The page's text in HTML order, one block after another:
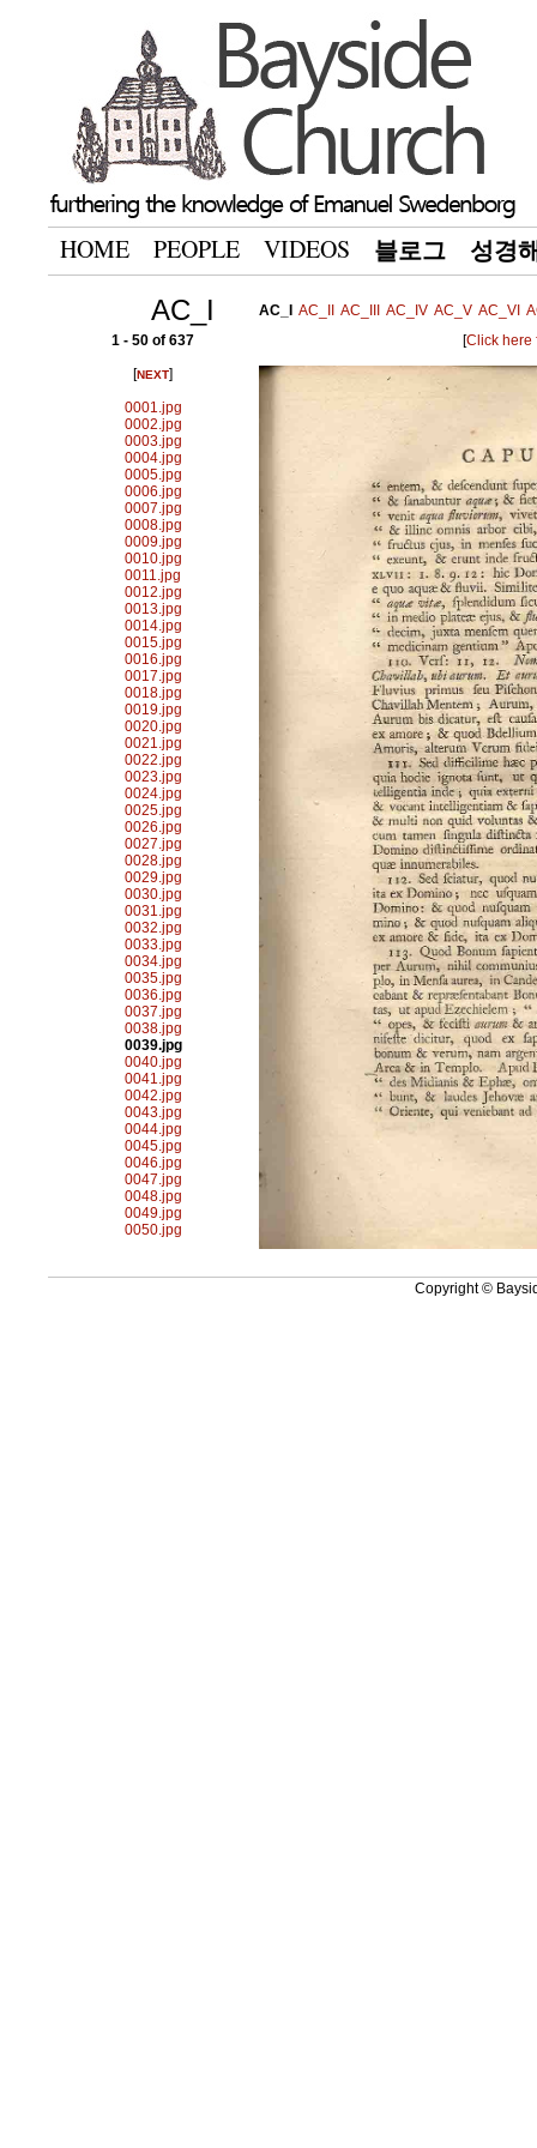
HOME PEOPLE VIDEOS 블로그 성경
AC_I AC_I AC_II AC_III AC_IV AC_V AC_VI
1 - 50 of 637
[NEXT]
0001.jpg
0002.jpg
0003.jpg
0004.jpg
0005.jpg
0006.jpg
0007.jpg
0008.jpg
0009.jpg
0010.jpg
0011.jpg
0012.jpg
0013.jpg
0014.jpg
0015.jpg
0016.jpg
0017.jpg
0018.jpg
0019.jpg
0020.jpg
0021.jpg
0022.jpg
0023.jpg
0024.jpg
0025.jpg
0026.jpg
0027.jpg
0028.jpg
0029.jpg
0030.jpg
0031.jpg
0032.jpg
0033.jpg
0034.jpg
0035.jpg
0036.jpg
0037.jpg
0038.jpg
0039.jpg
0040.jpg
0041.jpg
0042.jpg
0043.jpg
0044.jpg
0045.jpg
0046.jpg
0047.jpg
0048.jpg
0049.jpg
0050.jpg
[Click here
Copyright ©